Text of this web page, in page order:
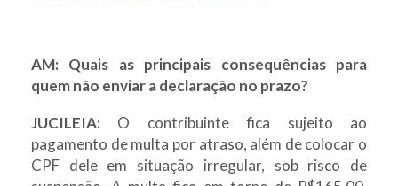
AM: Quais as principais consequências para
quem não enviar a declaração no prazo?
JUCILEIA: O contribuinte fica sujeito ao
pagamento de multa por atraso, além de colocar o
CPF dele em situação irregular, sob risco de